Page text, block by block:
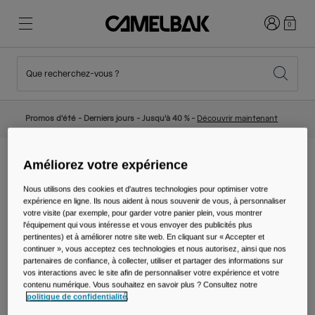
Nouveautés
Best Sellers
Sacs Hydratation
Gilets Hydratation
Gourdes Sport
Gourdes
Randonnée
Ski et snowboard
Abandonner le tout Jetable
Notre Mission
Connexion
0
Que recherchez-vous ?
Promos d'été - Derniers jours - Jusqu'à 40 % - Découvrir maintenant
Accueil Activités Running Ceintures
Ceintures
Améliorez votre expérience
Nous utilisons des cookies et d'autres technologies pour optimiser votre
expérience en ligne. Ils nous aident à nous souvenir de vous, à personnaliser
votre visite (par exemple, pour garder votre panier plein, vous montrer
l'équipement qui vous intéresse et vous envoyer des publicités plus
pertinentes) et à améliorer notre site web. En cliquant sur « Accepter et
continuer », vous acceptez ces technologies et nous autorisez, ainsi que nos
partenaires de confiance, à collecter, utiliser et partager des informations sur
vos interactions avec le site afin de personnaliser votre expérience et votre
contenu numérique. Vous souhaitez en savoir plus ? Consultez notre
politique de confidentialité.